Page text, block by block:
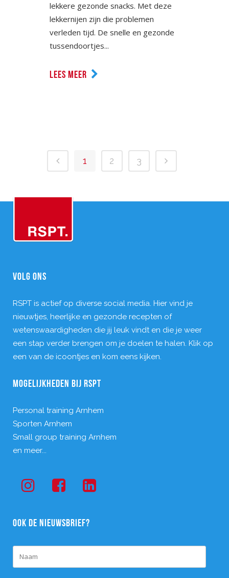
lekkere gezonde snacks. Met deze
lekkernijen zijn die problemen
verleden tijd. De snelle en gezonde
tussendoortjes...
LEES MEER
1 2 3
VOLG ONS
RSPT is actief op diverse social media. Hier vind je
nieuwtjes, heerlijke en gezonde recepten of
wetenswaardigheden die jij leuk vindt en die je weer
een stap verder brengen om je doelen te halen. Klik op
een van de icoontjes en kom eens kijken.
MOGELIJKHEDEN BIJ RSPT
Personal training Arnhem
Sporten Arnhem
Small group training Arnhem
en meer...
OOK DE NIEUWSBRIEF?